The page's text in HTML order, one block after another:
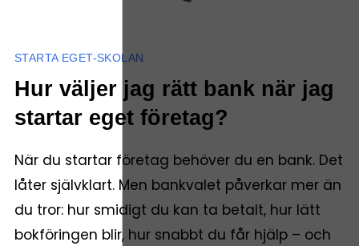
STARTA EGET-SKOLAN
Hur väljer jag rätt bank när jag
startar eget företag?
När du startar företag behöver du en bank. Det
låter självklart. Men bankvalet påverkar mer än
du tror: hur smidigt du kan ta betalt, hur lätt
bokföringen blir, hur snabbt du får hjälp – och